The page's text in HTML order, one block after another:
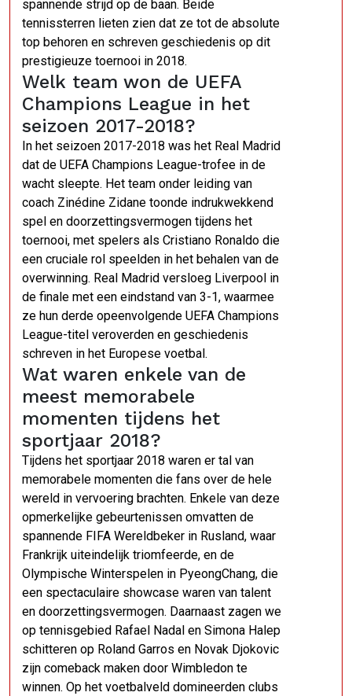
spannende strijd op de baan. Beide
tennissterren lieten zien dat ze tot de absolute
top behoren en schreven geschiedenis op dit
prestigieuze toernooi in 2018.
Welk team won de UEFA
Champions League in het
seizoen 2017-2018?
In het seizoen 2017-2018 was het Real Madrid
dat de UEFA Champions League-trofee in de
wacht sleepte. Het team onder leiding van
coach Zinédine Zidane toonde indrukwekkend
spel en doorzettingsvermogen tijdens het
toernooi, met spelers als Cristiano Ronaldo die
een cruciale rol speelden in het behalen van de
overwinning. Real Madrid versloeg Liverpool in
de finale met een eindstand van 3-1, waarmee
ze hun derde opeenvolgende UEFA Champions
League-titel veroverden en geschiedenis
schreven in het Europese voetbal.
Wat waren enkele van de
meest memorabele
momenten tijdens het
sportjaar 2018?
Tijdens het sportjaar 2018 waren er tal van
memorabele momenten die fans over de hele
wereld in vervoering brachten. Enkele van deze
opmerkelijke gebeurtenissen omvatten de
spannende FIFA Wereldbeker in Rusland, waar
Frankrijk uiteindelijk triomfeerde, en de
Olympische Winterspelen in PyeongChang, die
een spectaculaire showcase waren van talent
en doorzettingsvermogen. Daarnaast zagen we
op tennisgebied Rafael Nadal en Simona Halep
schitteren op Roland Garros en Novak Djokovic
zijn comeback maken door Wimbledon te
winnen. Op het voetbalveld domineerden clubs